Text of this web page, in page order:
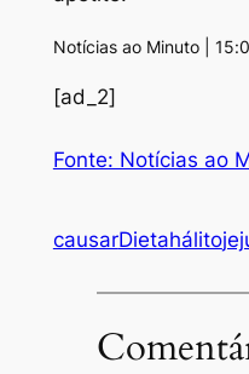
Notícias ao Minuto |
[ad_2]
Fonte: Notícias ao
causarDietahálito